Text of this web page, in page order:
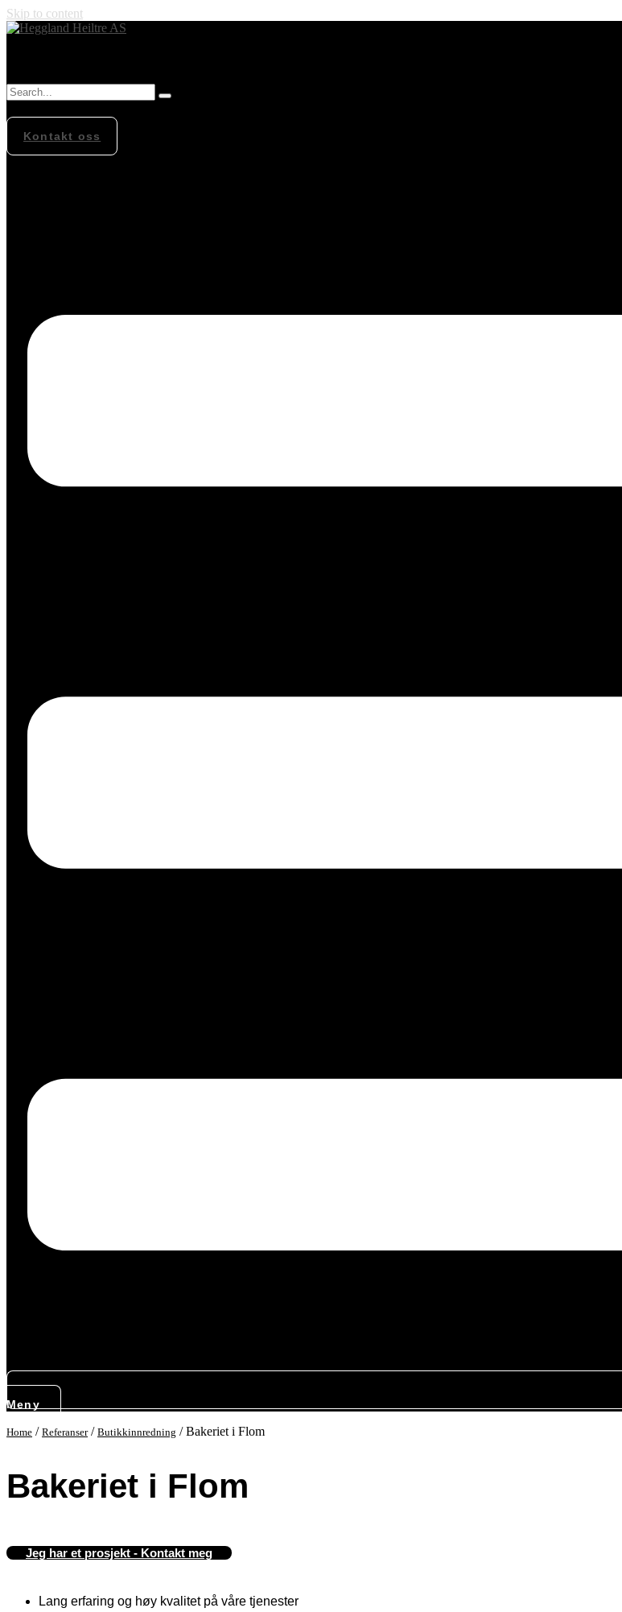
Skip to content
Kontakt oss
Meny
Home / Referanser/ Butikkinnredning /Bakeriet i Flom
Bakeriet i Flom
Jeg har et prosjekt - Kontakt meg
Lang erfaring og høy kvalitet på våre tjenester